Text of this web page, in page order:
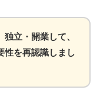
立・開業して、
性を再認識しまし